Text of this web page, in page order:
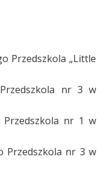
Przedszkola „Little
nr 3 w
Przedszkola nr 1 w
Przedszkola nr 3 w